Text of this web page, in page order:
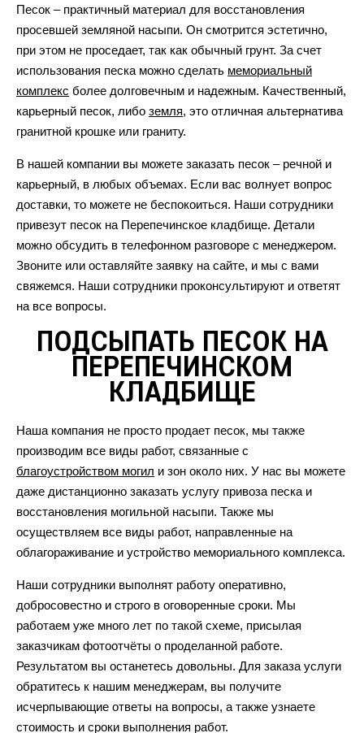
Песок – практичный материал для восстановления
просевшей земляной насыпи. Он смотрится эстетично,
при этом не проседает, так как обычный грунт. За счет
использования песка можно сделать мемориальный
комплекс более долговечным и надежным. Качественный,
карьерный песок, либо земля, это отличная альтернатива
гранитной крошке или граниту.
В нашей компании вы можете заказать песок – речной и
карьерный, в любых объемах. Если вас волнует вопрос
доставки, то можете не беспокоиться. Наши сотрудники
привезут песок на Перепечинское кладбище. Детали
можно обсудить в телефонном разговоре с менеджером.
Звоните или оставляйте заявку на сайте, и мы с вами
свяжемся. Наши сотрудники проконсультируют и ответят
на все вопросы.
ПОДСЫПАТЬ ПЕСОК НА
ПЕРЕПЕЧИНСКОМ
КЛАДБИЩЕ
Наша компания не просто продает песок, мы также
производим все виды работ, связанные с
благоустройством могил и зон около них. У нас вы можете
даже дистанционно заказать услугу привоза песка и
восстановления могильной насыпи. Также мы
осуществляем все виды работ, направленные на
облагораживание и устройство мемориального комплекса.
Наши сотрудники выполнят работу оперативно,
добросовестно и строго в оговоренные сроки. Мы
работаем уже много лет по такой схеме, присылая
заказчикам фотоотчёты о проделанной работе.
Результатом вы останетесь довольны. Для заказа услуги
обратитесь к нашим менеджерам, вы получите
исчерпывающие ответы на вопросы, а также узнаете
стоимость и сроки выполнения работ.